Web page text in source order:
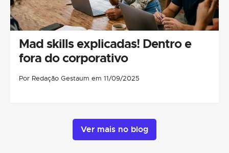
Mad skills explicadas! Dentro e
fora do corporativo
Por Redação Gestaum em 11/09/2025
Ver mais no blog